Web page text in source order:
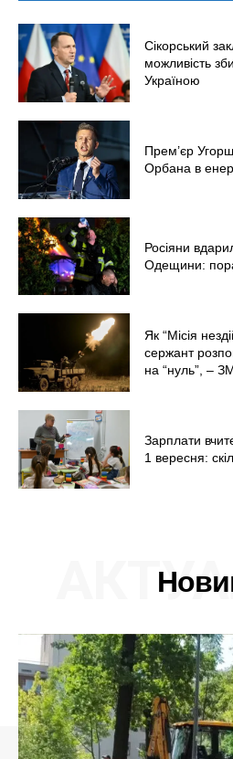
Сікорський
можливість
Україною
Прем’єр
Орбана в
Росіяни
Одещини:
Як “Місія
сержант
на “нуль”, –
Зарплати
1 вересня: